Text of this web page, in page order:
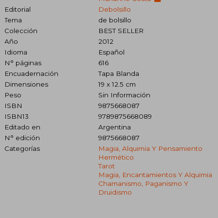
Editorial
Debolsillo
Tema
de bolsillo
Colección
BEST SELLER
Año
2012
Idioma
Español
N° páginas
616
Encuadernación
Tapa Blanda
Dimensiones
19 x 12.5 cm
Peso
Sin Información
ISBN
9875668087
ISBN13
9789875668089
Editado en
Argentina
N° edición
9875668087
Categorías
Magia, Alquimia Y Pensamiento
Hermético
Tarot
Magia, Encantamientos Y Alquimia
Chamanismo, Paganismo Y
Druidismo